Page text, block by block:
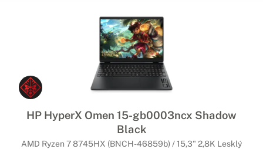
HP HyperX Omen 15-gb0003ncx Shadow
Black
AMD Ryzen 7 8745HX (BNCH-46859b) / 15,3" 2,8K Lesklý